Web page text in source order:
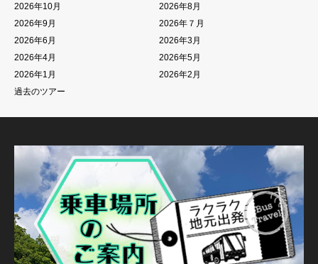
2026年10月
2026年8月
2026年9月
2026年７月
2026年6月
2026年3月
2026年4月
2026年5月
2026年1月
2026年2月
過去のツアー